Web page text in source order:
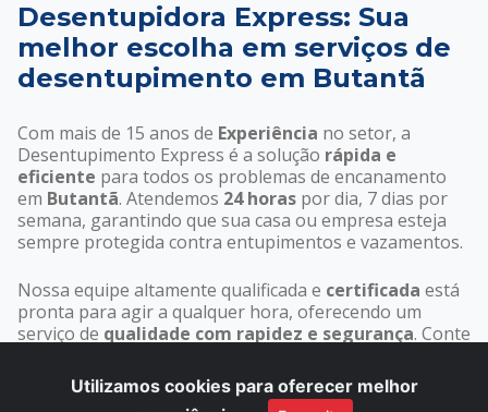
Desentupidora Express: Sua
melhor escolha em serviços de
desentupimento em Butantã
Com mais de 15 anos de Experiência no setor, a
Desentupimento Express é a solução rápida e
eficiente para todos os problemas de encanamento
em Butantã. Atendemos 24 horas por dia, 7 dias por
semana, garantindo que sua casa ou empresa esteja
sempre protegida contra entupimentos e vazamentos.
Nossa equipe altamente qualificada e certificada está
pronta para agir a qualquer hora, oferecendo um
serviço de qualidade com rapidez e segurança. Conte
problemas de encanamento comexcelência e
Confiança.
Utilizamos cookies para oferecer melhor